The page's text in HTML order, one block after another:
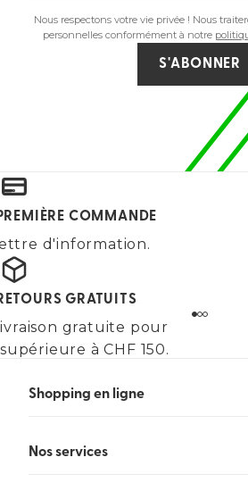
Nous respectons votre vie privée ! Nous
personnelles conformément à notre
S'ABONNER
COMMANDE
d'information.
GRATUITS
gratuite pour
à CHF 150.
Shopping en ligne
Nos services